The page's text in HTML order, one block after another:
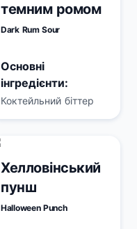
темним ромом
Dark Rum Sour
Основні
інгредієнти:
Коктейльний біттер
Хелловінський
пунш
Halloween Punch